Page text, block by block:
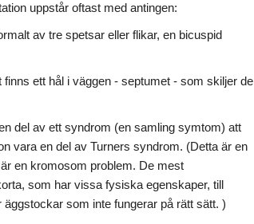
uppstår oftast med antingen:
av tre spetsar eller flikar, en bicuspid
ett hål i väggen - septumet - som skiljer de
del av ett syndrom (en samling symtom) att
vara en del av Turners syndrom. (Detta är en
en kromosom problem. De mest
som har vissa fysiska egenskaper, till
som inte fungerar på rätt sätt. )